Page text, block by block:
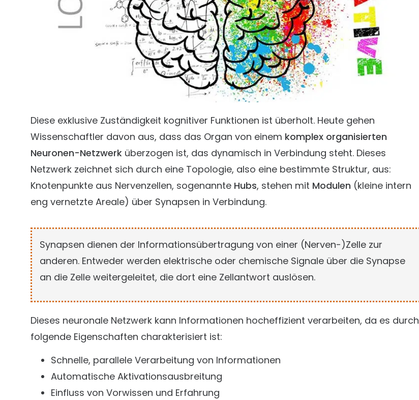
Diese exklusive Zuständigkeit kognitiver Funktionen ist überholt. Heute gehen
Wissenschaftler davon aus, dass das Organ von einem komplex organisierten
Neuronen-Netzwerk überzogen ist, das dynamisch in Verbindung steht. Dieses
Netzwerk zeichnet sich durch eine Topologie, also eine bestimmte Struktur, aus:
Knotenpunkte aus Nervenzellen, sogenannte Hubs, stehen mit Modulen (kleine intern
eng vernetzte Areale) über Synapsen in Verbindung.
Synapsen dienen der Informationsübertragung von einer (Nerven-)Zelle zur
anderen. Entweder werden elektrische oder chemische Signale über die Synapse
an die Zelle weitergeleitet, die dort eine Zellantwort auslösen.
Dieses neuronale Netzwerk kann Informationen hocheffizient verarbeiten, da es durch
folgende Eigenschaften charakterisiert ist:
Schnelle, parallele Verarbeitung von Informationen
Automatische Aktivationsausbreitung
Einfluss von Vorwissen und Erfahrung